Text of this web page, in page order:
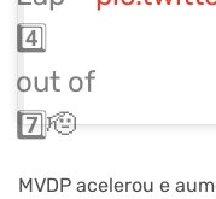
4️⃣
out of
7️⃣🫡
MVDP acelerou e